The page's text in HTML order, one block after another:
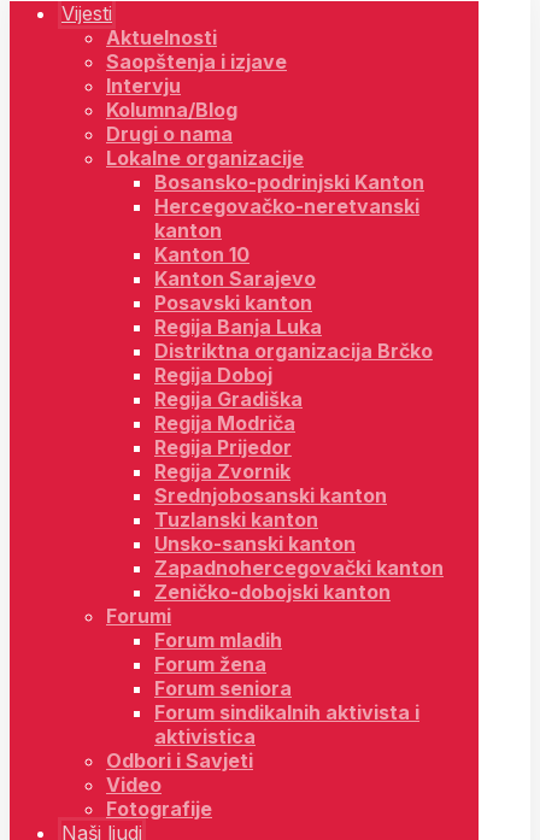
Vijesti
Aktuelnosti
Saopštenja i izjave
Intervju
Kolumna/Blog
Drugi o nama
Lokalne organizacije
Bosansko-podrinjski Kanton
Hercegovačko-neretvanski
kanton
Kanton 10
Kanton Sarajevo
Posavski kanton
Regija Banja Luka
Distriktna organizacija Brčko
Regija Doboj
Regija Gradiška
Regija Modriča
Regija Prijedor
Regija Zvornik
Srednjobosanski kanton
Tuzlanski kanton
Unsko-sanski kanton
Zapadnohercegovački kanton
Zeničko-dobojski kanton
Forumi
Forum mladih
Forum žena
Forum seniora
Forum sindikalnih aktivista i
aktivistica
Odbori i Savjeti
Video
Fotografije
Naši ljudi